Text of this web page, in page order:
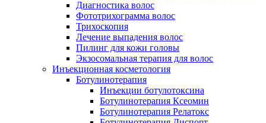
Диагностика волос
Фототрихограмма волос
Трихоскопия
Лечение выпадения волос
Пилинг для кожи головы
Экзосомальная терапия для волос
Инъекционная косметология
Ботулинотерапия
Инъекции ботулотоксина
Ботулинотерапия Ксеомин
Ботулинотерапия Релатокс